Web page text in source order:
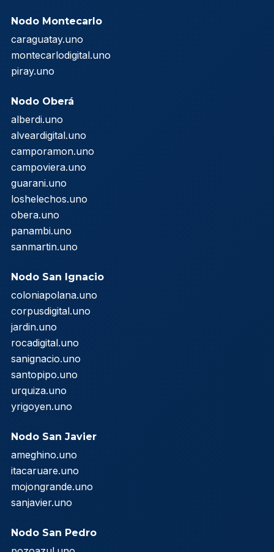
Nodo Montecarlo
caraguatay.uno
montecarlodigital.uno
piray.uno
Nodo Oberá
alberdi.uno
alveardigital.uno
camporamon.uno
campoviera.uno
guarani.uno
loshelechos.uno
obera.uno
panambi.uno
sanmartin.uno
Nodo San Ignacio
coloniapolana.uno
corpusdigital.uno
jardin.uno
rocadigital.uno
sanignacio.uno
santopipo.uno
urquiza.uno
yrigoyen.uno
Nodo San Javier
ameghino.uno
itacaruare.uno
mojongrande.uno
sanjavier.uno
Nodo San Pedro